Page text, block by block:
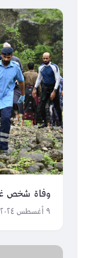
وفاة شخص
٩ أغسطس ٢٠٢٤